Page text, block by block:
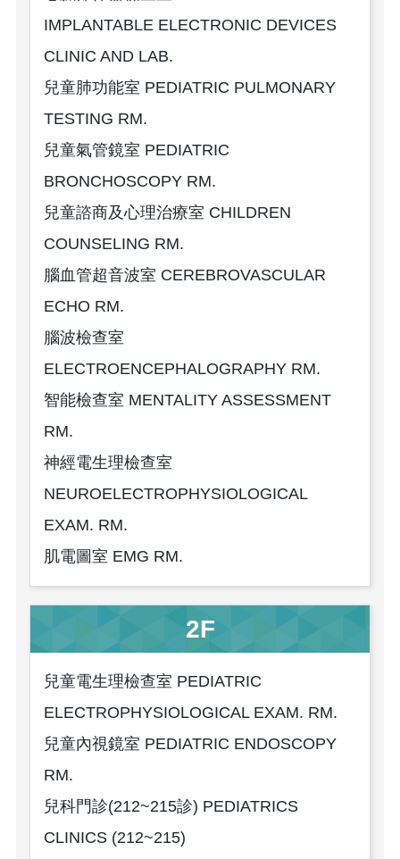
IMPLANTABLE ELECTRONIC DEVICES
CLINIC AND LAB.
兒童肺功能室 PEDIATRIC PULMONARY
TESTING RM.
兒童氣管鏡室 PEDIATRIC
BRONCHOSCOPY RM.
兒童諮商及心理治療室 CHILDREN
COUNSELING RM.
腦血管超音波室 CEREBROVASCULAR
ECHO RM.
腦波檢查室
ELECTROENCEPHALOGRAPHY RM.
智能檢查室 MENTALITY ASSESSMENT
RM.
神經電生理檢查室
NEUROELECTROPHYSIOLOGICAL
EXAM. RM.
肌電圖室 EMG RM.
2F
兒童電生理檢查室 PEDIATRIC
ELECTROPHYSIOLOGICAL EXAM. RM.
兒童內視鏡室 PEDIATRIC ENDOSCOPY
RM.
兒科門診(212~215診) PEDIATRICS
CLINICS (212~215)